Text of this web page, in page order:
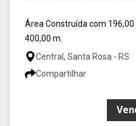
Área Construída com
400,00 m.
Central, Santa Rosa - RS
Compartilhar